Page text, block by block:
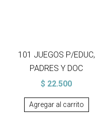
101 JUEGOS P/EDUC,
PADRES Y DOC
$ 22.500
Agregar al carrito